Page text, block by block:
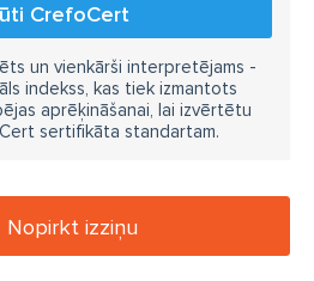
CrefoCert
un vienkārši interpretējams -
indekss, kas tiek izmantots
aprēķināšanai, lai izvērtētu
sertifikāta standartam.
Nopirkt izziņu